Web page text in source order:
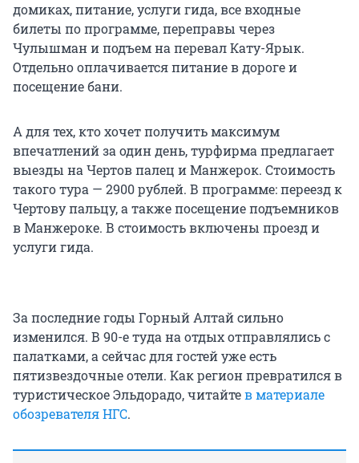
домиках, питание, услуги гида, все входные
билеты по программе, переправы через
Чулышман и подъем на перевал Кату-Ярык.
Отдельно оплачивается питание в дороге и
посещение бани.
А для тех, кто хочет получить максимум
впечатлений за один день, турфирма предлагает
выезды на Чертов палец и Манжерок. Стоимость
такого тура — 2900 рублей. В программе: переезд к
Чертову пальцу, а также посещение подъемников
в Манжероке. В стоимость включены проезд и
услуги гида.
За последние годы Горный Алтай сильно
изменился. В 90-е туда на отдых отправлялись с
палатками, а сейчас для гостей уже есть
пятизвездочные отели. Как регион превратился в
туристическое Эльдорадо, читайтев материале
обозревателя НГС.